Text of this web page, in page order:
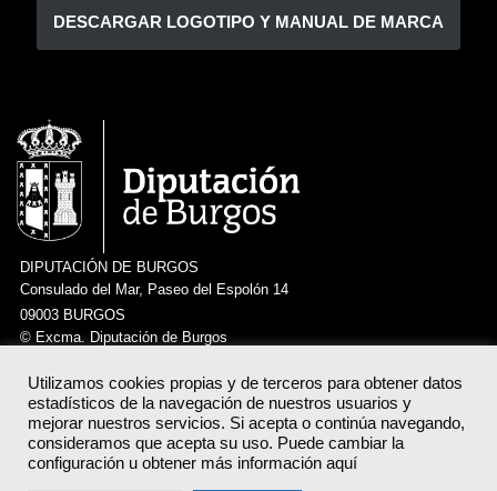
DESCARGAR LOGOTIPO Y MANUAL DE MARCA
DIPUTACIÓN DE BURGOS
Consulado del Mar, Paseo del Espolón 14
09003 BURGOS
© Excma. Diputación de Burgos
CLVNIA VOLVE
Utilizamos cookies propias y de terceros para obtener datos
estadísticos de la navegación de nuestros usuarios y
mejorar nuestros servicios. Si acepta o continúa navegando,
consideramos que acepta su uso. Puede cambiar la
configuración u obtener más información aquí